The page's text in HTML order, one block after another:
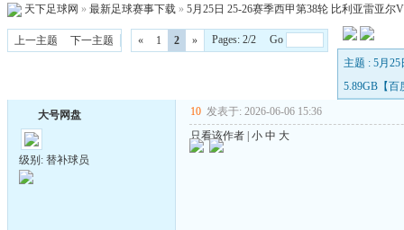
天下足球网 » 最新足球赛事下载 » 5月25日 25-26赛季西甲第38轮 比利亚雷亚尔
上一主题 下一主题 « 1 2 »
Pages: 2/2 Go
主题 : 5月
5.89GB【百
大号网盘
级别: 替补球员
10 发表于: 2026-06-06 15:36
只看该作者 小 中 大